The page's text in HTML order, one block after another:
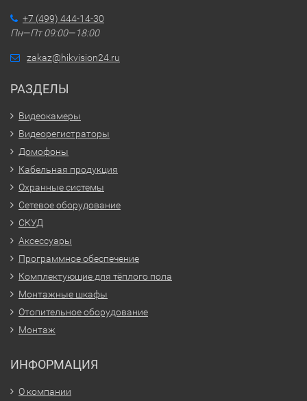
+7 (499) 444-14-30
Пн—Пт 09:00—18:00
zakaz@hikvision24.ru
РАЗДЕЛЫ
Видеокамеры
Видеорегистраторы
Домофоны
Кабельная продукция
Охранные системы
Сетевое оборудование
СКУД
Аксессуары
Программное обеспечение
Комплектующие для тёплого пола
Монтажные шкафы
Отопительное оборудование
Монтаж
ИНФОРМАЦИЯ
О компании